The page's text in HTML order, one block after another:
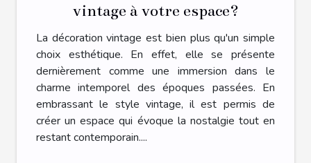
vintage à votre espace?
La décoration vintage est bien plus qu'un simple
choix esthétique. En effet, elle se présente
dernièrement comme une immersion dans le
charme intemporel des époques passées. En
embrassant le style vintage, il est permis de
créer un espace qui évoque la nostalgie tout en
restant contemporain....